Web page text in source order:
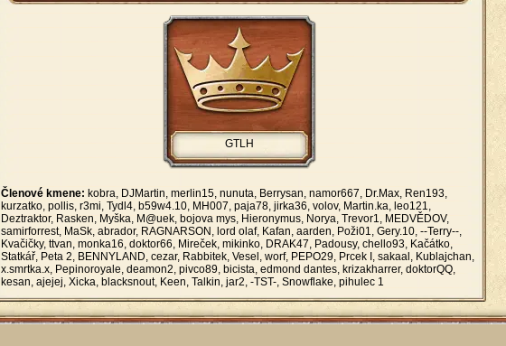
GTLH
Členové kmene: kobra, DJMartin, merlin15, nunuta, Berrysan, namor667, Dr.Max, Ren193,
kurzatko, pollis, r3mi, Tydl4, b59w4.10, MH007, paja78, jirka36, volov, Martin.ka, leo121,
Deztraktor, Rasken, Myška, M@uek, bojova mys, Hieronymus, Norya, Trevor1, MEDVĚDOV,
samirforrest, MaSk, abrador, RAGNARSON, lord olaf, Kafan, aarden, Poži01, Gery.10, --Terry--,
Kvačičky, ttvan, monka16, doktor66, Mireček, mikinko, DRAK47, Padousy, chello93, Kačátko,
Statkář, Peta 2, BENNYLAND, cezar, Rabbitek, Vesel, worf, PEPO29, Prcek I, sakaal, Kublajchan,
x.smrtka.x, Pepinoroyale, deamon2, pivco89, bicista, edmond dantes, krizakharrer, doktorQQ,
kesan, ajejej, Xicka, blacksnout, Keen, Talkin, jar2, -TST-, Snowflake, pihulec 1